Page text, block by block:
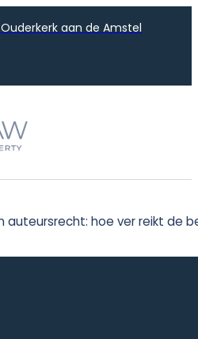
aan de Amstel
auteursrecht: hoe ver reikt de